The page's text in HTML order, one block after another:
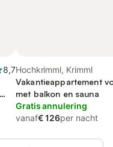
8,7Hochkrimml, Krimml
Vakantieappartement
met balkon en sauna
Gratis annulering
vanaf€ 126per nacht